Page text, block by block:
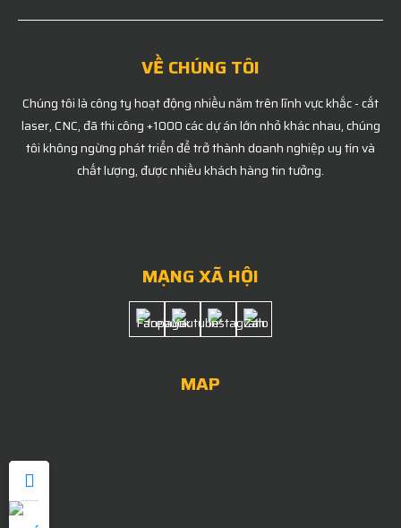
VỀ CHÚNG TÔI
Chúng tôi là công ty hoạt động nhiều năm trên lĩnh vực khắc - cắt
laser, CNC, đã thi công +1000 các dự án lớn nhỏ khác nhau, chúng
tôi không ngừng phát triển để trở thành doanh nghiệp uy tín và
chất lượng, được nhiều khách hàng tin tưởng.
MẠNG XÃ HỘI
MAP